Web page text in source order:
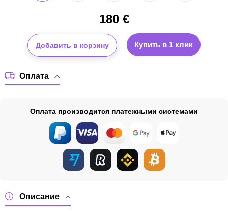
180€
Добавить в корзину Купить в 1 клик
Описание
Оплата
Оплата производится платежными системами